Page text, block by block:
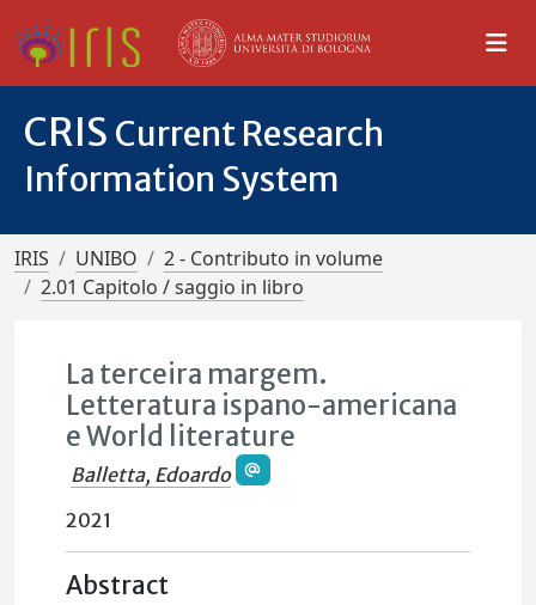
CRIS Current Research
Information System
IRIS UNIBO
2 - Contributo in volume
2.01 Capitolo / saggio in libro
La terceira margem.
Letteratura ispano-americana
e World literature
Balletta, Edoardo
2021
Abstract